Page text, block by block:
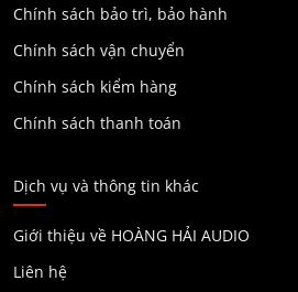
Chính sách bảo trì, bảo hành
Chính sách vận chuyển
Chính sách kiểm hàng
Chính sách thanh toán
Dịch vụ và thông tin khác
Giới thiệu về HOÀNG HẢI AUDIO
Liên hệ